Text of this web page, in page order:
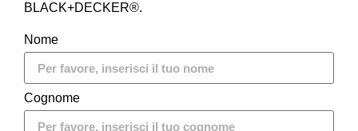
BLACK+DECKER®.
Nome
Cognome